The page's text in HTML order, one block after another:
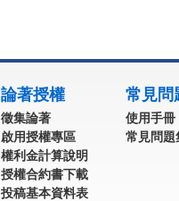
論著授權
徵集論著
啟用授權專區
權利金計算說明
授權合約書下載
投稿基本資料表
常見問
使用手冊
常見問題